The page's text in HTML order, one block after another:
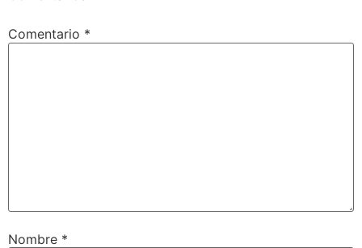
Comentario *
Nombre *